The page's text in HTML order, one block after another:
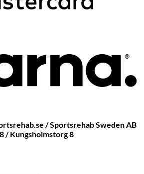
/ Sportsrehab Sweden AB
/ Kungsholmstorg 8